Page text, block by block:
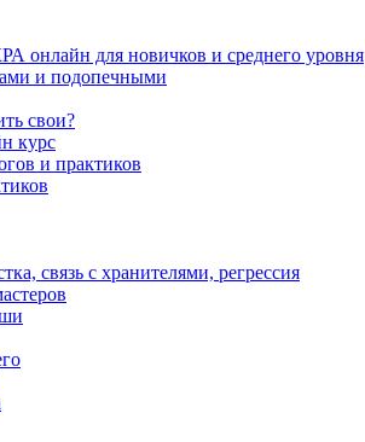
онлайн для новичков и среднего уровня
и подопечными
свои?
курс
и практиков
связь с хранителями, регрессия